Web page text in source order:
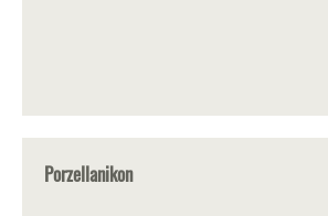
Porzellanikon